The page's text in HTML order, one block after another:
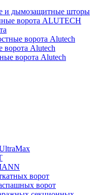
и дымозащитные шторы
ворота ALUTECH
ворота Alutech
Alutech
ворота Alutech
ворот
ворот